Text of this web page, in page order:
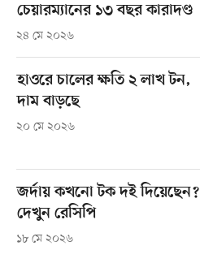
চেয়ারম্যানের ১৩ বছর কারাদণ্ড
২৪ মে ২০২৬
হাওরে চালের ক্ষতি ২ লাখ টন,
দাম বাড়ছে
২০ মে ২০২৬
জর্দায় কখনো টক দই দিয়েছেন?
দেখুন রেসিপি
১৮ মে ২০২৬